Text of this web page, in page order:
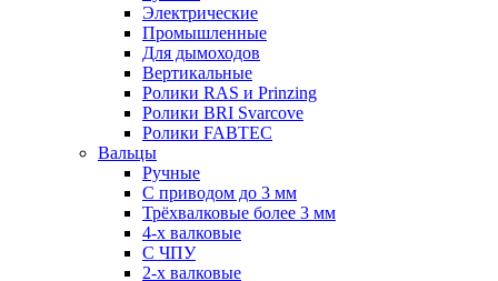
Электрические
Промышленные
Для дымоходов
Вертикальные
Ролики RAS и Prinzing
Ролики BRI Svarcove
Ролики FABTEC
Вальцы
Ручные
С приводом до 3 мм
Трёхвалковые более 3 мм
4-х валковые
С ЧПУ
2-х валковые